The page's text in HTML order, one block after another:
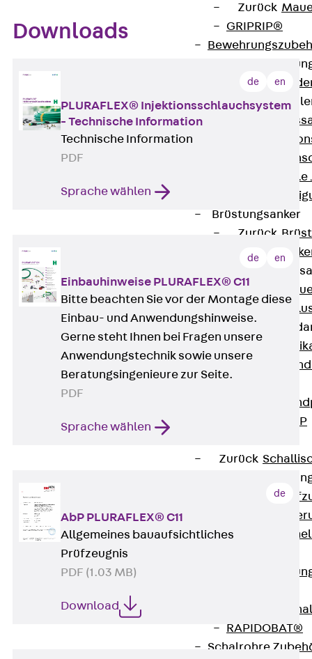
Zurück
GRIPRIP®
Zurück
Winkelkonsole
Brüstungsanker
Zurück
Zurück
Attika-
Windpost JWP
Zurück
Zurück
RAPIDOBAT®
Schalrohre
Downloads
de en
PLURAFLEX® Injektionsschlauchsystem
- Technische Information
Technische Information
PDF
Sprache wählen
de en
Einbauhinweise PLURAFLEX® C11
Bitte beachten Sie vor der Montage diese
Einbau- und Anwendungshinweise.
Gerne steht Ihnen bei Fragen unsere
Anwendungstechnik sowie unsere
Beratungsingenieure zur Seite.
PDF
Sprache wählen
de
AbP PLURAFLEX® C11
Allgemeines bauaufsichtliches
Prüfzeugnis
PDF (1.03 MB)
Download